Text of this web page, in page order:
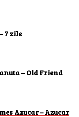
7 zile
– Old Friend
Azucar – Azucar